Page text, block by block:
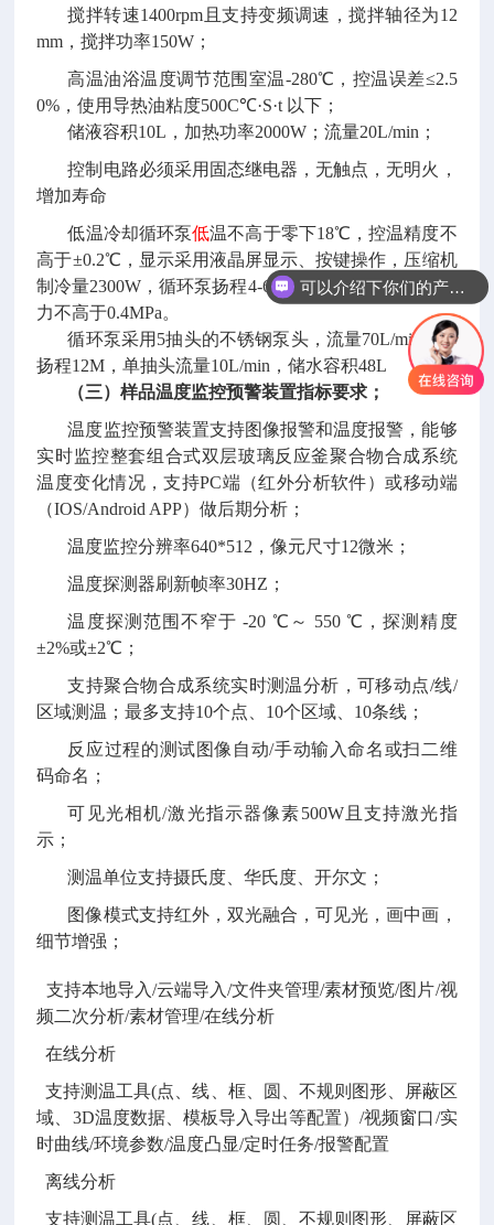
搅拌转速1400rpm且支持变频调速，搅拌轴径为12
mm，搅拌功率150W；
高温油浴温度调节范围室温-280℃，控温误差≤2.5
0%，使用导热油粘度500C℃·S·t 以下；
储液容积10L，加热功率2000W；流量20L/min；
控制电路必须采用固态继电器，无触点，无明火，
增加寿命
低温冷却循环泵低温不高于零下18℃，控温精度不
高于±0.2℃，显示采用液晶屏显示、按键操作，压缩机
制冷量2300W，循环泵扬程4-6M，流量20-40L/min，压
力不高于0.4MPa。
循环泵采用 5抽头的不锈钢泵头，流量70L/min，且
扬程12M，单抽头流量10L/min，储水容积48L
（三）样品温度监控预警装置指标要求；
温度监控预警装置支持图像报警和温度报警，能够
实时监控整套组合式双层玻璃反应釜聚合物合成系统
温度变化情况，支持PC端（红外分析软件）或移动端
（IOS/Android APP）做后期分析；
温度监控分辨率640*512，像元尺寸12微米；
温度探测器刷新帧率30HZ；
温度探测范围不窄于 -20 ℃～ 550 ℃，探测精度
±2%或±2℃ ；
支持聚合物合成系统实时测温分析，可移动点/线/
区域测温；最多支持10个点、10个区域、10条线；
反应过程的测试图像 自动/手动输入命名或扫二维
码命名 ；
可见光相机/激光指示器像素500W且支持激光指
示；
测温单位支持摄氏度、华氏度、开尔文；
图像模式支持红外，双光融合，可见光，画中画，
细节增强；
支持本地导入/云端导入/文件夹管理/素材预览/图片/视
频二次分析/素材管理/在线分析
在线分析
支持测温工具(点、线、框、圆、不规则图形、屏蔽区
域、3D温度数据、模板导入导出等配置）/视频窗口/实
时曲线/环境参数/温度凸显/定时任务/报警配置
离线分析
支持测温工具(点、线、框、圆、不规则图形、屏蔽区
可以介绍下你们的产品么